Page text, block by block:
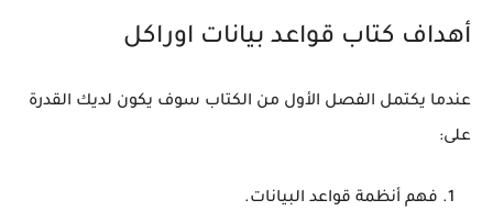
أهداف كتاب قواعد بيانات اوراكل
عندما يكتمل الفصل الأول من الكتاب سوف يكون لديك القدرة
على:
فهم أنظمة قواعد البيانات.